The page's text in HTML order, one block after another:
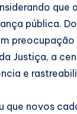
pública.
Justiça, a
e
novos